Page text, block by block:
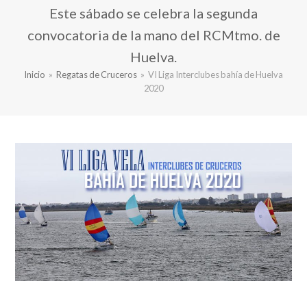
Este sábado se celebra la segunda
convocatoria de la mano del RCMtmo. de
Huelva.
Inicio » Regatas de Cruceros » VI Liga Interclubes bahía de Huelva
2020